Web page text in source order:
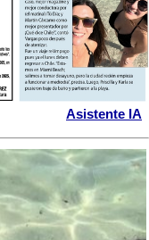
Asistente IA